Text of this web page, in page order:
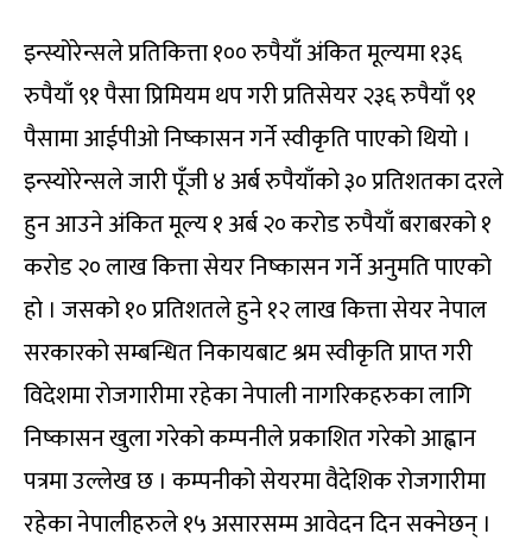
इन्स्योरेन्सले प्रतिकित्ता १०० रुपैयाँ अंकित मूल्यमा १३६
रुपैयाँ ९१ पैसा प्रिमियम थप गरी प्रतिसेयर २३६ रुपैयाँ ९१
पैसामा आईपीओ निष्कासन गर्ने स्वीकृति पाएको थियो ।
इन्स्योरेन्सले जारी पूँजी ४ अर्ब रुपैयाँको ३० प्रतिशतका दरले
हुन आउने अंकित मूल्य १ अर्ब २० करोड रुपैयाँ बराबरको १
करोड २० लाख कित्ता सेयर निष्कासन गर्ने अनुमति पाएको
हो । जसको १० प्रतिशतले हुने १२ लाख कित्ता सेयर नेपाल
सरकारको सम्बन्धित निकायबाट श्रम स्वीकृति प्राप्त गरी
विदेशमा रोजगारीमा रहेका नेपाली नागरिकहरुका लागि
निष्कासन खुला गरेको कम्पनीले प्रकाशित गरेको आह्वान
पत्रमा उल्लेख छ । कम्पनीको सेयरमा वैदेशिक रोजगारीमा
रहेका नेपालीहरुले १५ असारसम्म आवेदन दिन सक्नेछन् ।